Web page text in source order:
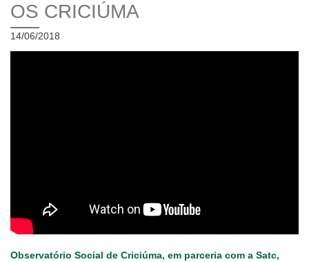
OS CRICIÚMA
14/06/2018
Observatório Social de Criciúma, em parceria com a Satc,